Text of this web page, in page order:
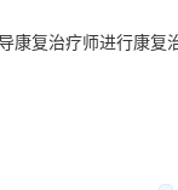
复治疗师进行康复